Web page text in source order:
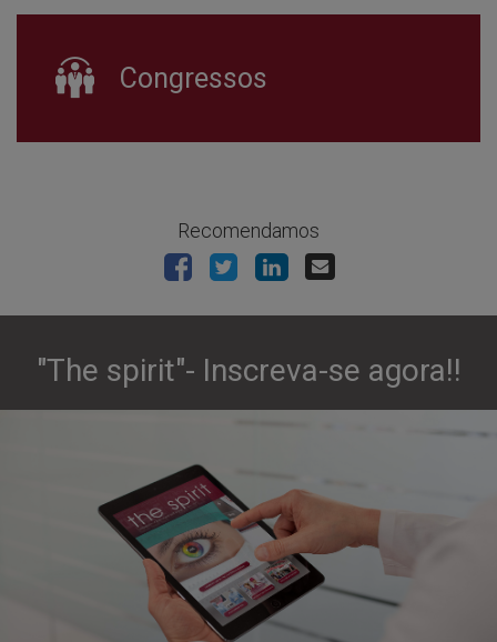
Congressos
Recomendamos
"The spirit"- Inscreva-se agora!!